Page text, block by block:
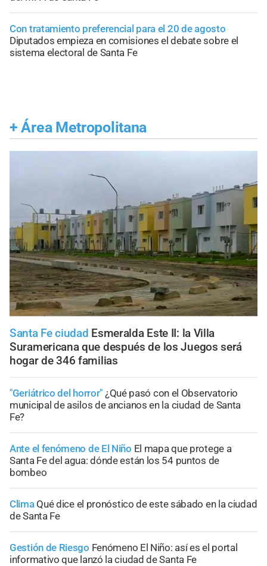
Con tratamiento preferencial para el 20 de agosto
Diputados empieza en comisiones el debate sobre el
sistema electoral de Santa Fe
+ Área Metropolitana
Santa Fe ciudad Esmeralda Este II: la Villa
Suramericana que después de los Juegos será
hogar de 346 familias
"Geriátrico del horror" ¿Qué pasó con el Observatorio
municipal de asilos de ancianos en la ciudad de Santa
Fe?
Ante el fenómeno de El Niño El mapa que protege a
Santa Fe del agua: dónde están los 54 puntos de
bombeo
Clima Qué dice el pronóstico de este sábado en la ciudad
de Santa Fe
Gestión de Riesgo Fenómeno El Niño: así es el portal
informativo que lanzó la ciudad de Santa Fe